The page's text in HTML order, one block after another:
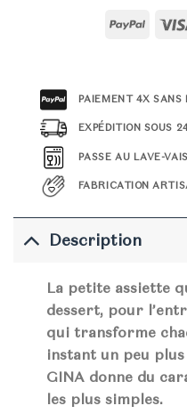
PAIEMENT 4X SANS
EXPÉDITION SOUS
PASSE AU LAVE-
FABRICATION
Description
La petite assiette
dessert, pour
qui transforme
instant un peu
GINA donne du
les plus simples.